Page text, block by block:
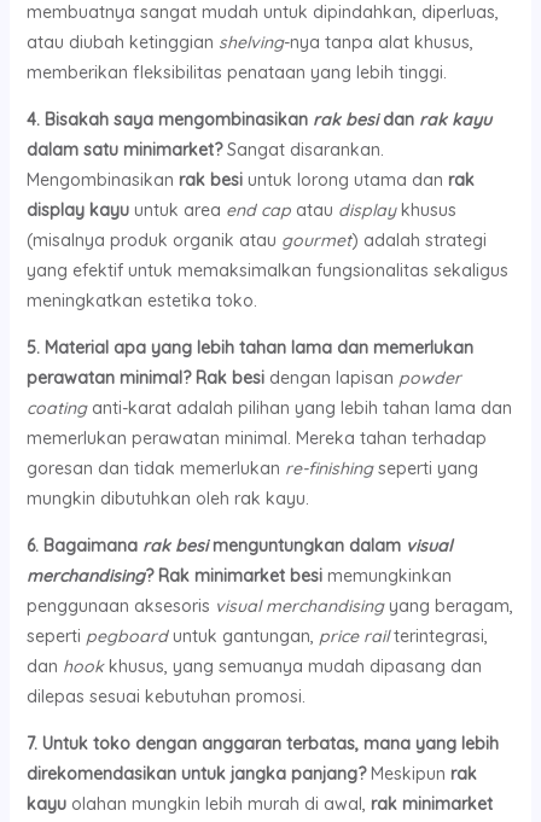
membuatnya sangat mudah untuk dipindahkan, diperluas,
atau diubah ketinggian shelving-nya tanpa alat khusus,
memberikan fleksibilitas penataan yang lebih tinggi.
4. Bisakah saya mengombinasikan rak besidan rak kayu
dalam satu minimarket?Sangat disarankan.
Mengombinasikan rak besiuntuk lorong utama dan rak
display kayuuntuk area end capatau displaykhusus
(misalnya produk organik atau gourmet) adalah strategi
yang efektif untuk memaksimalkan fungsionalitas sekaligus
meningkatkan estetika toko.
5. Material apa yang lebih tahan lama dan memerlukan
perawatan minimal? Rak besidengan lapisan powder
coatinganti-karat adalah pilihan yang lebih tahan lama dan
memerlukan perawatan minimal. Mereka tahan terhadap
goresan dan tidak memerlukan re-finishingseperti yang
mungkin dibutuhkan oleh rak kayu.
6. Bagaimana rak besimenguntungkan dalam visual
merchandising? Rak minimarket besimemungkinkan
penggunaan aksesoris visual merchandisingyang beragam,
seperti pegboarduntuk gantungan, price railterintegrasi,
dan hookkhusus, yang semuanya mudah dipasang dan
dilepas sesuai kebutuhan promosi.
7. Untuk toko dengan anggaran terbatas, mana yang lebih
direkomendasikan untuk jangka panjang?Meskipun rak
kayuolahan mungkin lebih murah di awal, rak minimarket